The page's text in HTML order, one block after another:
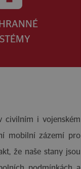
civilním i vojenském
mobilní zázemí pro
že naše stany jsou